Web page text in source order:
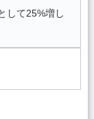
して25%増し